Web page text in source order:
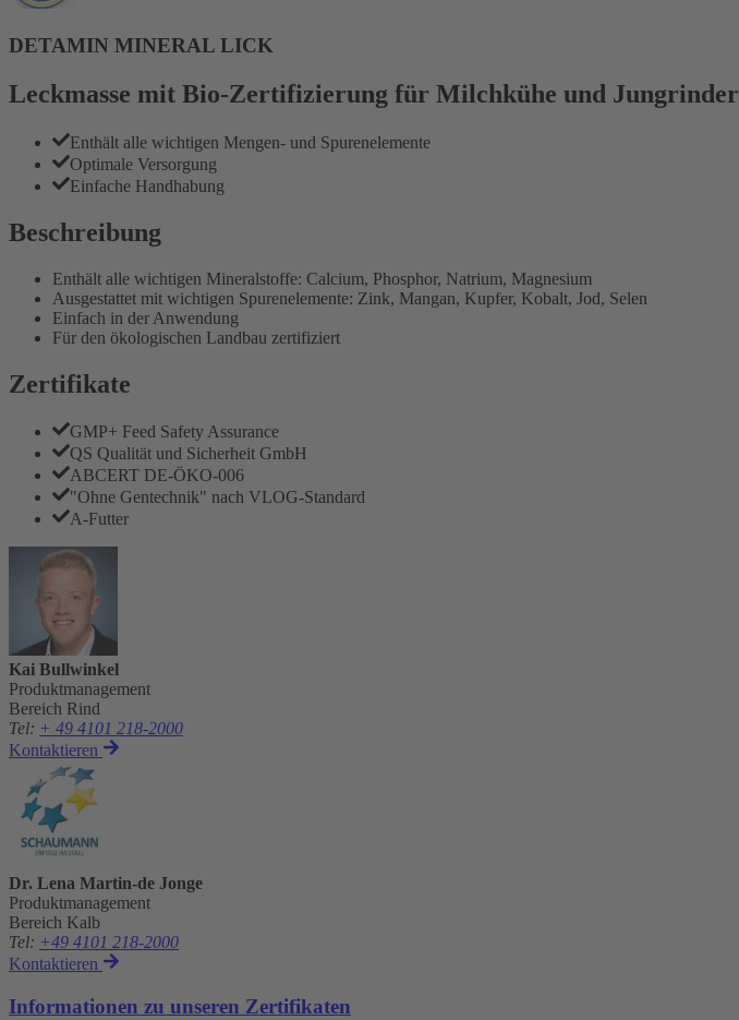
DETAMIN MINERAL LICK
Leckmasse mit Bio-Zertifizierung für Milchkühe und Jungrinder
Enthält alle wichtigen Mengen- und Spurenelemente
Optimale Versorgung
Einfache Handhabung
Beschreibung
Enthält alle wichtigen Mineralstoffe: Calcium, Phosphor, Natrium, Magnesium
Ausgestattet mit wichtigen Spurenelemente: Zink, Mangan, Kupfer, Kobalt, Jod, Selen
Einfach in der Anwendung
Für den ökologischen Landbau zertifiziert
Zertifikate
GMP+ Feed Safety Assurance
QS Qualität und Sicherheit GmbH
ABCERT DE-ÖKO-006
"Ohne Gentechnik" nach VLOG-Standard
A-Futter
Kai Bullwinkel
Produktmanagement
Bereich Rind
Tel: + 49 4101 218-2000
Kontaktieren
Dr. Lena Martin-de Jonge
Produktmanagement
Bereich Kalb
Tel: +49 4101 218-2000
Kontaktieren
Informationen zu unseren Zertifikaten